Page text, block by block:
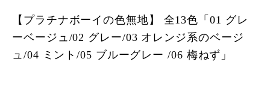
【プラチナボーイの色無地】 全13色「01 グレ
ーベージュ/02 グレー/03 オレンジ系のベージ
ュ/04 ミント/05 ブルーグレー /06 梅ねず」